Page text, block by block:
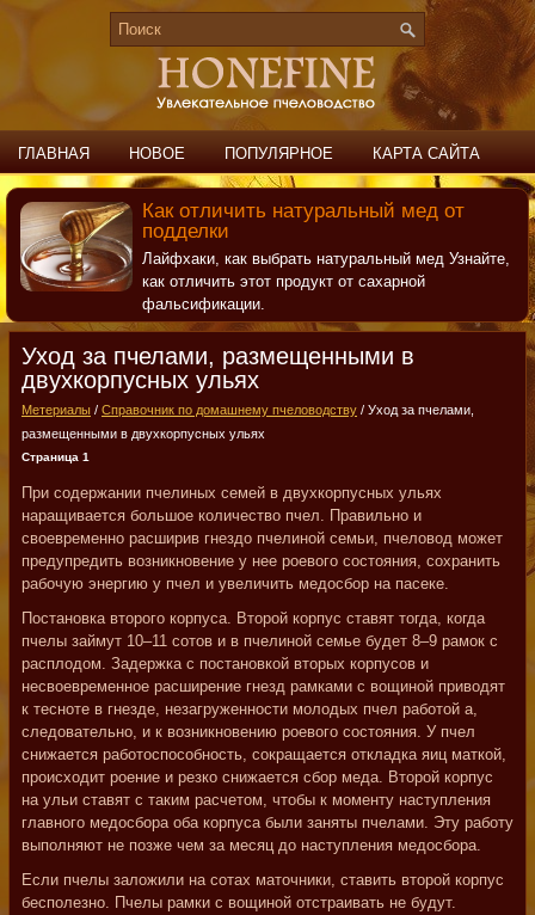
ГЛАВНАЯ НОВОЕ ПОПУЛЯРНОЕ КАРТА САЙТА
ПОИСК КОНТАКТЫ
Как отличить натуральный мед от
подделки
Лайфхаки, как выбрать натуральный мед Узнайте,
как отличить этот продукт от сахарной
фальсификации.
Уход за пчелами, размещенными в
двухкорпусных ульях
Метериалы / Справочник по домашнему пчеловодству / Уход за пчелами,
размещенными в двухкорпусных ульях
Страница 1
При содержании пчелиных семей в двухкорпусных ульях
наращивается большое количество пчел. Правильно и
своевременно расширив гнездо пчелиной семьи, пчеловод может
предупредить возникновение у нее роевого состояния, сохранить
рабочую энергию у пчел и увеличить медосбор на пасеке.
Постановка второго корпуса. Второй корпус ставят тогда, когда
пчелы займут 10–11 сотов и в пчелиной семье будет 8–9 рамок с
расплодом. Задержка с постановкой вторых корпусов и
несвоевременное расширение гнезд рамками с вощиной приводят
к тесноте в гнезде, незагруженности молодых пчел работой а,
следовательно, и к возникновению роевого состояния. У пчел
снижается работоспособность, сокращается откладка яиц маткой,
происходит роение и резко снижается сбор меда. Второй корпус
на ульи ставят с таким расчетом, чтобы к моменту наступления
главного медосбора оба корпуса были заняты пчелами. Эту работу
выполняют не позже чем за месяц до наступления медосбора.
Если пчелы заложили на сотах маточники, ставить второй корпус
бесполезно. Пчелы рамки с вощиной отстраивать не будут.